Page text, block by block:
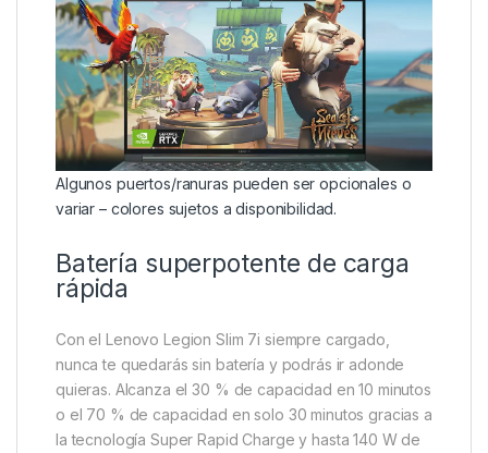
Algunos puertos/ranuras pueden ser opcionales o
variar – colores sujetos a disponibilidad.
Batería superpotente de carga
rápida
Con el Lenovo Legion Slim 7i siempre cargado,
nunca te quedarás sin batería y podrás ir adonde
quieras. Alcanza el 30 % de capacidad en 10 minutos
o el 70 % de capacidad en solo 30 minutos gracias a
la tecnología Super Rapid Charge y hasta 140 W de